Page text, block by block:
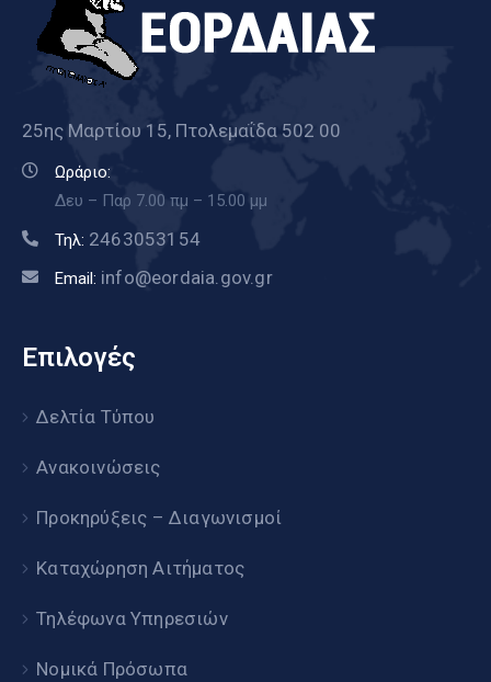
25ης Μαρτίου 15, Πτολεμαΐδα 502 00
Ωράριο:
Δευ – Παρ 7.00 πμ – 15.00 μμ
Τηλ: 2463053154
Email: info@eordaia.gov.gr
Επιλογές
Δελτία Τύπου
Ανακοινώσεις
Προκηρύξεις – Διαγωνισμοί
Καταχώρηση Αιτήματος
Τηλέφωνα Υπηρεσιών
Νομικά Πρόσωπα